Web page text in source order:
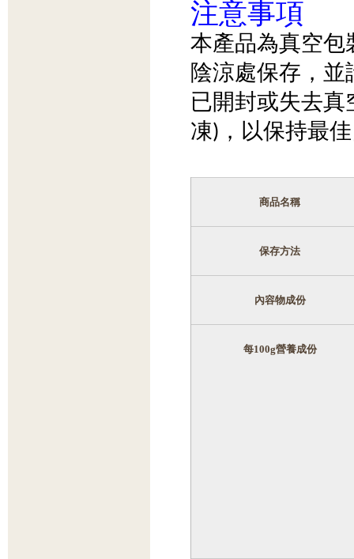
注意事項
本產品為真空包
陰涼處保存，
已開封或失去
凍)，以保持最
商品名稱
保存方法
內容物成份
每100g營養成份